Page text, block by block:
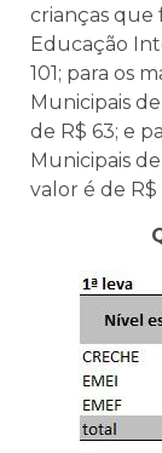
crianças que
Educação
101; para os
Municipais
de R$ 63; e
Municipais
valor é de R$